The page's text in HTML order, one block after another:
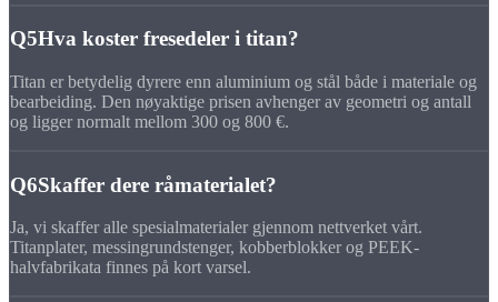
Q5Hva koster fresedeler i titan?
Titan er betydelig dyrere enn aluminium og stål både i materiale og
bearbeiding. Den nøyaktige prisen avhenger av geometri og antall
og ligger normalt mellom 300 og 800 €.
Q6Skaffer dere råmaterialet?
Ja, vi skaffer alle spesialmaterialer gjennom nettverket vårt.
Titanplater, messingrundstenger, kobberblokker og PEEK-
halvfabrikata finnes på kort varsel.